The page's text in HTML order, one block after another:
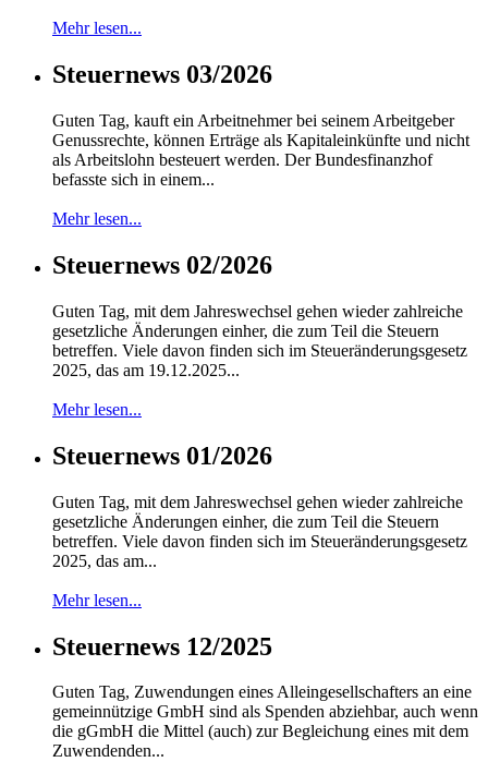
Mehr lesen...
Steuernews 03/2026
Guten Tag, kauft ein Arbeitnehmer bei seinem Arbeitgeber
Genussrechte, können Erträge als Kapitaleinkünfte und nicht
als Arbeitslohn besteuert werden. Der Bundesfinanzhof
befasste sich in einem...
Mehr lesen...
Steuernews 02/2026
Guten Tag, mit dem Jahreswechsel gehen wieder zahlreiche
gesetzliche Änderungen einher, die zum Teil die Steuern
betreffen. Viele davon finden sich im Steueränderungsgesetz
2025, das am 19.12.2025...
Mehr lesen...
Steuernews 01/2026
Guten Tag, mit dem Jahreswechsel gehen wieder zahlreiche
gesetzliche Änderungen einher, die zum Teil die Steuern
betreffen. Viele davon finden sich im Steueränderungsgesetz
2025, das am...
Mehr lesen...
Steuernews 12/2025
Guten Tag, Zuwendungen eines Alleingesellschafters an eine
gemeinnützige GmbH sind als Spenden abziehbar, auch wenn
die gGmbH die Mittel (auch) zur Begleichung eines mit dem
Zuwendenden...